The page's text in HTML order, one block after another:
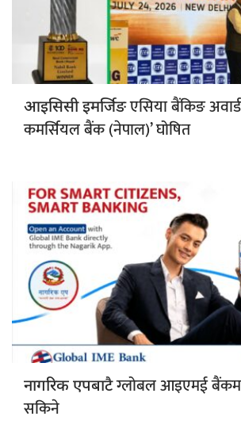
आइसिसी इमर्जिङएसिया बैंकिङ
कमर्सियल बैंक (नेपाल)’ घोषित
नागरिक एपबाटैग्लोबल आइएमई
सकिने